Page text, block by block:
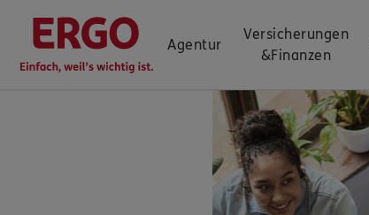
Agentur
Versicherungen
&Finanzen